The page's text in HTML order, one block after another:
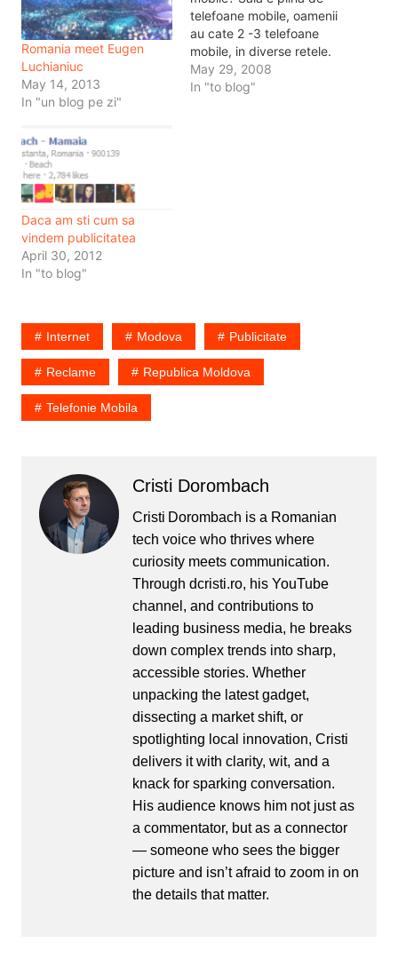
Romania meet Eugen
Luchianiuc
May 14, 2013
In "un blog pe zi"
telefoane mobile, oamenii
au cate 2 -3 telefoane
mobile, in diverse retele.
Si totusi cum sa faci
publicitate pe telefonul
May 29, 2008
In "to blog"
Daca am sti cum sa
vindem publicitatea
April 30, 2012
In "to blog"
Internet Modova Publicitate
Reclame Republica Moldova
Telefonie Mobila
Cristi Dorombach
Cristi Dorombach is a Romanian
tech voice who thrives where
curiosity meets communication.
Through dcristi.ro, his YouTube
channel, and contributions to
leading business media, he breaks
down complex trends into sharp,
accessible stories. Whether
unpacking the latest gadget,
dissecting a market shift, or
spotlighting local innovation, Cristi
delivers it with clarity, wit, and a
knack for sparking conversation.
His audience knows him not just as
a commentator, but as a connector
— someone who sees the bigger
picture and isn’t afraid to zoom in on
the details that matter.